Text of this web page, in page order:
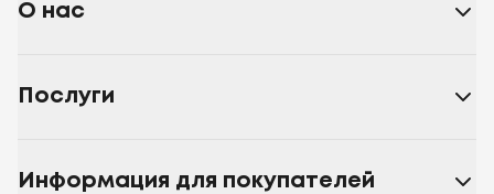
О нас
Послуги
Информация для покупателей